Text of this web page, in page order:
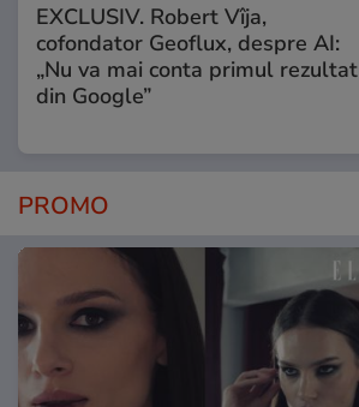
EXCLUSIV. Robert Vîja,
cofondator Geoflux, despre AI:
„Nu va mai conta primul rezultat
din Google”
PROMO